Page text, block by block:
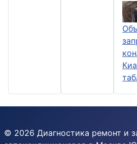
© 2026 Диагностика ремонт и